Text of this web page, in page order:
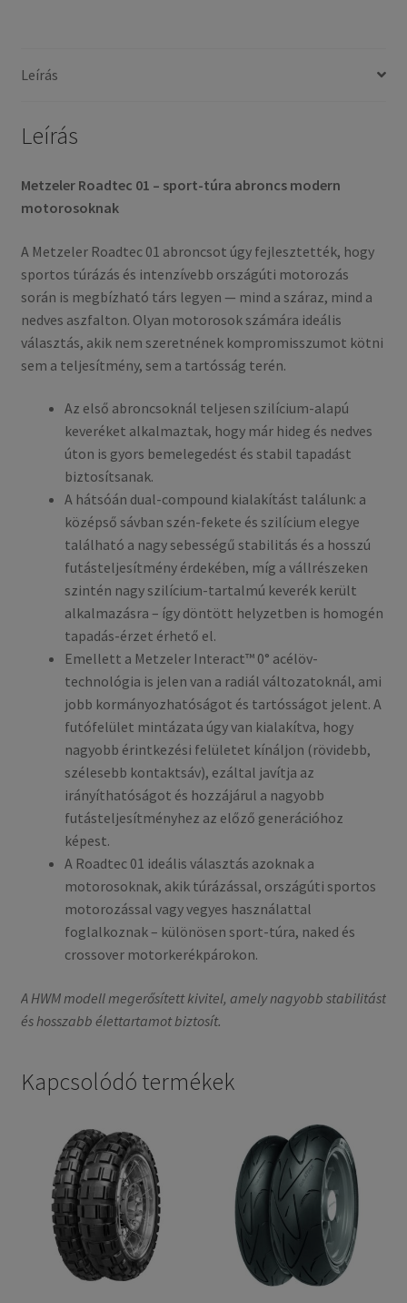
gumi)
Leírás
Leírás
Metzeler Roadtec 01 – sport-túra abroncs modern
motorosoknak
A Metzeler Roadtec 01 abroncsot úgy fejlesztették, hogy
sportos túrázás és intenzívebb országúti motorozás
során is megbízható társ legyen — mind a száraz, mind a
nedves aszfalton. Olyan motorosok számára ideális
választás, akik nem szeretnének kompromisszumot kötni
sem a teljesítmény, sem a tartósság terén.
Az első abroncsoknál teljesen szilícium-alapú
keveréket alkalmaztak, hogy már hideg és nedves
úton is gyors bemelegedést és stabil tapadást
biztosítsanak.
A hátsóán dual-compound kialakítást találunk: a
középső sávban szén-fekete és szilícium elegye
található a nagy sebességű stabilitás és a hosszú
futásteljesítmény érdekében, míg a vállrészeken
szintén nagy szilícium-tartalmú keverék került
alkalmazásra – így döntött helyzetben is homogén
tapadás-érzet érhető el.
Emellett a Metzeler Interact™ 0° acélöv-
technológia is jelen van a radiál változatoknál, ami
jobb kormányozhatóságot és tartósságot jelent. A
futófelület mintázata úgy van kialakítva, hogy
nagyobb érintkezési felületet kínáljon (rövidebb,
szélesebb kontaktsáv), ezáltal javítja az
irányíthatóságot és hozzájárul a nagyobb
futásteljesítményhez az előző generációhoz
képest.
A Roadtec 01 ideális választás azoknak a
motorosoknak, akik túrázással, országúti sportos
motorozással vagy vegyes használattal
foglalkoznak – különösen sport-túra, naked és
crossover motorkerékpárokon.
A HWM modell megerősített kivitel, amely nagyobb stabilitást
és hosszabb élettartamot biztosít.
Kapcsolódó termékek